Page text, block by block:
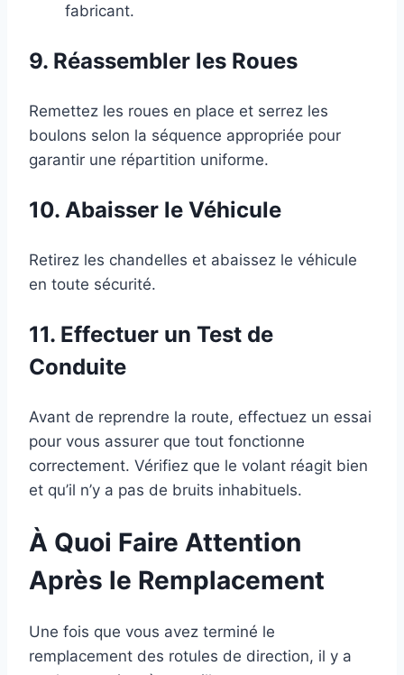
fabricant.
9. Réassembler les Roues
Remettez les roues en place et serrez les
boulons selon la séquence appropriée pour
garantir une répartition uniforme.
10. Abaisser le Véhicule
Retirez les chandelles et abaissez le véhicule
en toute sécurité.
11. Effectuer un Test de
Conduite
Avant de reprendre la route, effectuez un essai
pour vous assurer que tout fonctionne
correctement. Vérifiez que le volant réagit bien
et qu’il n’y a pas de bruits inhabituels.
À Quoi Faire Attention
Après le Remplacement
Une fois que vous avez terminé le
remplacement des rotules de direction, il y a